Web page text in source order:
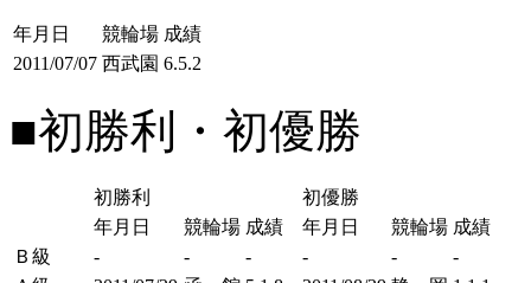
年月日 競輪場 成績
2011/07/07 西武園 6.5.2
■初勝利・初優勝
初勝利
初優勝
年月日
競輪場 成績 年月日 競輪場 成績
Ｂ級
- - - - -
-